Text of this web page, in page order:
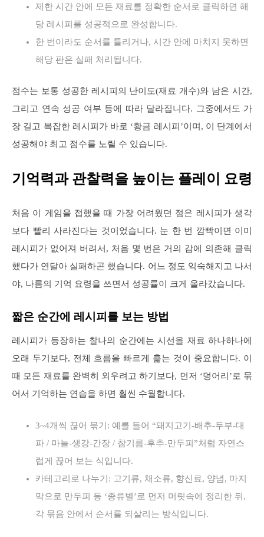
제한 시간 안에 모든 재료를 정확한 순서로 클릭하면 해
당 레시피를 성공적으로 완성합니다.
한 번이라도 순서를 틀리거나, 시간 안에 마치지 못하면
해당 판은 실패 처리됩니다.
점수는 보통 성공한 레시피의 난이도(재료 개수)와 남은 시간,
그리고 연속 성공 여부 등에 따라 달라집니다. 그중에서도 가
장 길고 복잡한 레시피가 바로 ‘황금 레시피’이며, 이 단계에서
성공해야 최고 점수를 노릴 수 있습니다.
기억력과 관찰력을 높이는 플레이 요령
처음 이 게임을 접했을 때 가장 어려웠던 점은 레시피가 생각
보다 빨리 사라진다는 것이었습니다. 눈 한 번 깜빡이면 이미
레시피가 없어져 버려서, 처음 몇 번은 거의 감에 의존해 클릭
했다가 연달아 실패하곤 했습니다. 어느 정도 익숙해지고 나서
야, 나름의 기억 요령을 쓰면서 성공률이 크게 올라갔습니다.
짧은 순간에 레시피를 보는 방법
레시피가 등장하는 찰나의 순간에는 시선을 재료 하나하나에
오래 두기보다, 전체 흐름을 빠르게 훑는 것이 중요합니다. 이
때 모든 재료를 완벽히 외우려고 하기보다, 먼저 ‘덩어리’로 묶
어서 기억하는 연습을 하면 훨씬 수월합니다.
3~4개씩 끊어 묶기: 예를 들어 “돼지고기-배추-두부-대
파 / 마늘-생강-간장 / 참기름-후추-만두피”처럼 자연스
럽게 끊어 보는 식입니다.
카테고리로 나누기: 고기류, 채소류, 향신료, 양념, 마지
막으로 만두피 등 ‘종류별’로 먼저 머릿속에 정리한 뒤,
각 묶음 안에서 순서를 되살리는 방식입니다.